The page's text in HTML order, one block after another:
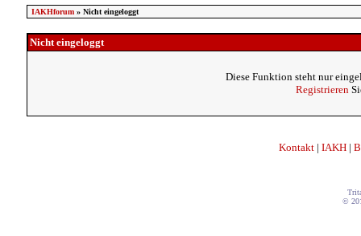
IAKHforum» Nicht eingeloggt
Nicht eingeloggt
Diese Funktion steht nur
Registrieren
Kontakt | IAKH |
©